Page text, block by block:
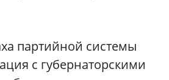
партийной системы
с губернаторскими